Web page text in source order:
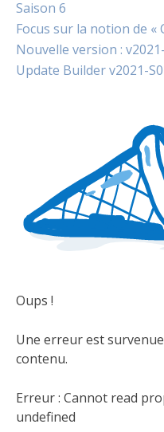
Saison 6
Focus sur la notion de «
Nouvelle version :
Update Builder v2021-
Oups !
Une erreur est
contenu.
Erreur : Cannot read
undefined